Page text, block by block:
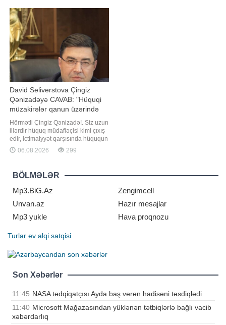
yayıb. Bildirilib ki, quduz qunduz
çayda üzən 13 yaşlı uşağa hücum
edib. Heyvan tutulduqda
David Seliverstova Çingiz
Qənizadəyə CAVAB: "Hüquqi
müzakirələr qanun üzərində
qurulmalıdır"
Hörmətli Çingiz Qənizadə!. Siz uzun
illərdir hüquq müdafiəçisi kimi çıxış
edir, ictimaiyyət qarşısında hüququn
aliliyini, qanunçuluğu və
Konstitusiyanın prinsiplərini
Məhz buna görə də cəmiyyət sizdən
hər bir məsələyə hüquqi meyarlarla
yanaşmağı gözləyir. Azərbayca
06.08.2026 299
BÖLMƏLƏR
Mp3.BiG.Az
Zengimcell
Unvan.az
Hazır mesajlar
Mp3 yukle
Hava proqnozu
Turlar ev alqi satqisi
Son Xəbərlər
11:45 NASA tədqiqatçısı Ayda baş verən hadisəni təsdiqlədi
11:40 Microsoft Mağazasından yüklənən tətbiqlərlə bağlı vacib
xəbərdarlıq